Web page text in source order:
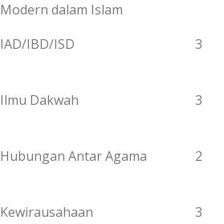
Modern dalam Islam
IAD/IBD/ISD 3
Ilmu Dakwah 3
Hubungan Antar Agama 2
Kewirausahaan 3